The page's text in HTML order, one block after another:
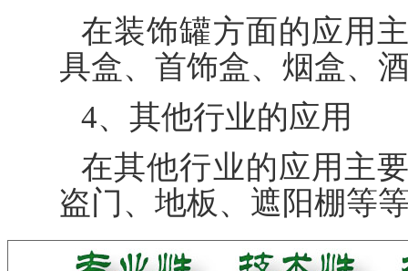
在装饰罐方面的应用
具盒、首饰盒、烟盒、
4、其他行业的应用
在其他行业的应用主
盗门、地板、遮阳棚等